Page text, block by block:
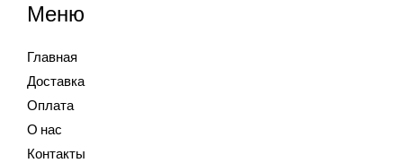
Меню
Главная
Доставка
Оплата
О нас
Контакты